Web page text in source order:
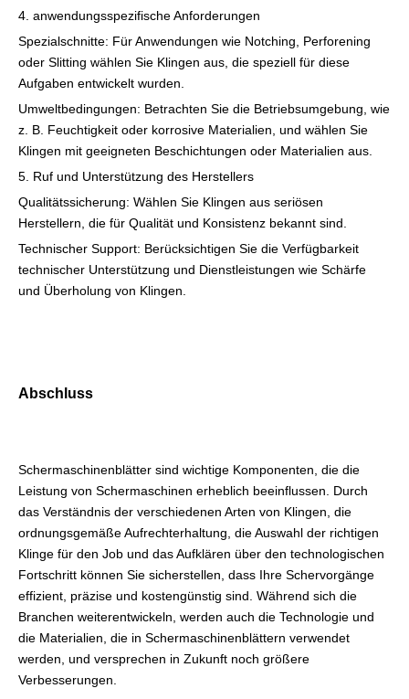
4. anwendungsspezifische Anforderungen
Spezialschnitte: Für Anwendungen wie Notching, Perforening
oder Slitting wählen Sie Klingen aus, die speziell für diese
Aufgaben entwickelt wurden.
Umweltbedingungen: Betrachten Sie die Betriebsumgebung, wie
z. B. Feuchtigkeit oder korrosive Materialien, und wählen Sie
Klingen mit geeigneten Beschichtungen oder Materialien aus.
5. Ruf und Unterstützung des Herstellers
Qualitätssicherung: Wählen Sie Klingen aus seriösen
Herstellern, die für Qualität und Konsistenz bekannt sind.
Technischer Support: Berücksichtigen Sie die Verfügbarkeit
technischer Unterstützung und Dienstleistungen wie Schärfe
und Überholung von Klingen.
Abschluss
Schermaschinenblätter sind wichtige Komponenten, die die
Leistung von Schermaschinen erheblich beeinflussen. Durch
das Verständnis der verschiedenen Arten von Klingen, die
ordnungsgemäße Aufrechterhaltung, die Auswahl der richtigen
Klinge für den Job und das Aufklären über den technologischen
Fortschritt können Sie sicherstellen, dass Ihre Schervorgänge
effizient, präzise und kostengünstig sind. Während sich die
Branchen weiterentwickeln, werden auch die Technologie und
die Materialien, die in Schermaschinenblättern verwendet
werden, und versprechen in Zukunft noch größere
Verbesserungen.